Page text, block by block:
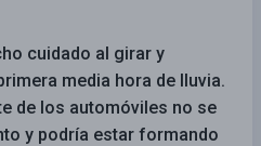
cuidado al girar y
media hora de lluvia.
de los automóviles no se
y podría estar formando